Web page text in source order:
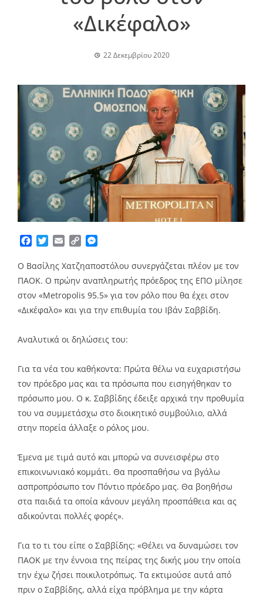
«Δικέφαλο»
22 Δεκεμβρίου 2020
Facebook
TwitterEmailCopy
Ο Βασίλης Χατζηαποστόλου συνεργάζεται πλέον με τον
ΠΑΟΚ. Ο πρώην αναπληρωτής πρόεδρος της ΕΠΟ μίλησε
στον «Metropolis 95.5» για τον ρόλο που θα έχει στον
«Δικέφαλο» και για την επιθυμία του Ιβάν Σαββίδη.
Αναλυτικά οι δηλώσεις του:
Για τα νέα του καθήκοντα: Πρώτα θέλω να ευχαριστήσω
τον πρόεδρο μας και τα πρόσωπα που εισηγήθηκαν το
πρόσωπο μου. Ο κ. Σαββίδης έδειξε αρχικά την προθυμία
του να συμμετάσχω στο διοικητικό συμβούλιο, αλλά
στην πορεία άλλαξε ο ρόλος μου.
Έμενα με τιμά αυτό και μπορώ να συνεισφέρω στο
επικοινωνιακό κομμάτι. Θα προσπαθήσω να βγάλω
ασπροπρόσωπο τον Πόντιο πρόεδρο μας. Θα βοηθήσω
στα παιδιά τα οποία κάνουν μεγάλη προσπάθεια και ας
αδικούνται πολλές φορές».
Για το τι του είπε ο Σαββίδης: «Θέλει να δυναμώσει τον
ΠΑΟΚ με την έννοια της πείρας της δικής μου την οποία
την έχω ζήσει ποικιλοτρόπως. Τα εκτιμούσε αυτά από
πριν ο Σαββίδης, αλλά είχα πρόβλημα με την κάρτα